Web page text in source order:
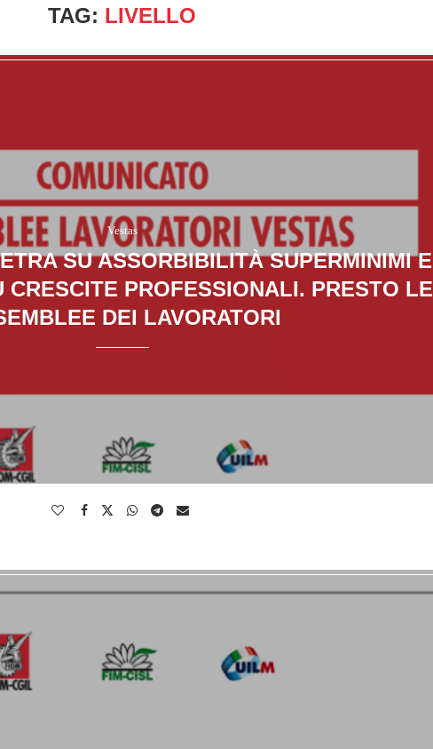
TAG: LIVELLO
Vestas
SU ASSORBIBILITÀ SUPERMINIMI E
CRESCITE PROFESSIONALI. PRESTO LE
DEI LAVORATORI